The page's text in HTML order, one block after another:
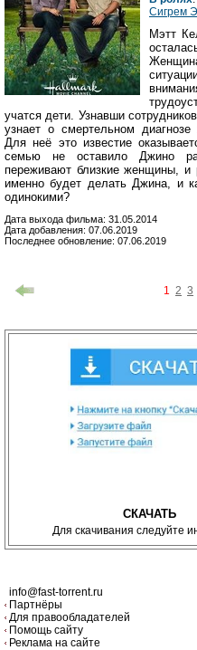
Сигрем
Мэтт
учатся дети. Узнавши
узнает о смертельном
Для неё это известие
семью не оставило Джино
переживают близкие женщины,
именно будет делать Джина, и
одинокими?
Дата выхода фильма: 31.05.2014
Дата добавления: 07.06.2019
Последнее обновление: 07.06.2019
1 2 3
СКАЧАТЬ
Для скачивания следуйте
info@fast-torrent.ru
Партнёры
Для правообладателей
Помощь сайту
Реклама на сайте